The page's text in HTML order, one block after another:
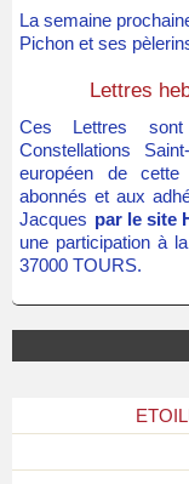
La semaine
Pichon et ses
Lettres
Ces Lettres sont publiées au nom de l'association
Constellations
européen de
abonnés et aux
Jacques par le site
une participation à
37000 TOURS.